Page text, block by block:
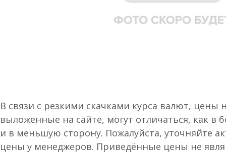
В связи с резкими скачками курса валют, цены
выложенные на сайте, могут отличаться, как в
и в меньшую сторону. Пожалуйста, уточняйте
цены у менеджеров. Приведённые цены не